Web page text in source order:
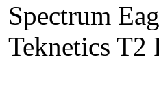
Spectrum
Teknetics T2